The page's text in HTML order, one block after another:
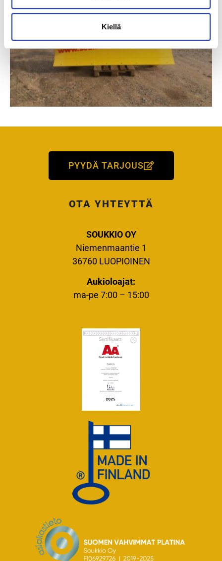
Kiellä
PYYDÄ TARJOUS
OTA YHTEYTTÄ
SOUKKIO OY
Niemenmaantie 1
36760 LUOPIOINEN
Aukioloajat:
ma-pe 7:00 – 15:00